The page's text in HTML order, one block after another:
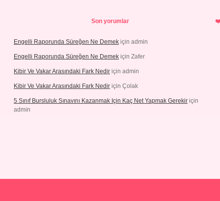
Son yorumlar
Engelli Raporunda Süreğen Ne Demek için admin
Engelli Raporunda Süreğen Ne Demek için Zafer
Kibir Ve Vakar Arasındaki Fark Nedir için admin
Kibir Ve Vakar Arasındaki Fark Nedir için Çolak
5 Sınıf Bursluluk Sınavını Kazanmak Için Kaç Net Yapmak Gerekir için
admin